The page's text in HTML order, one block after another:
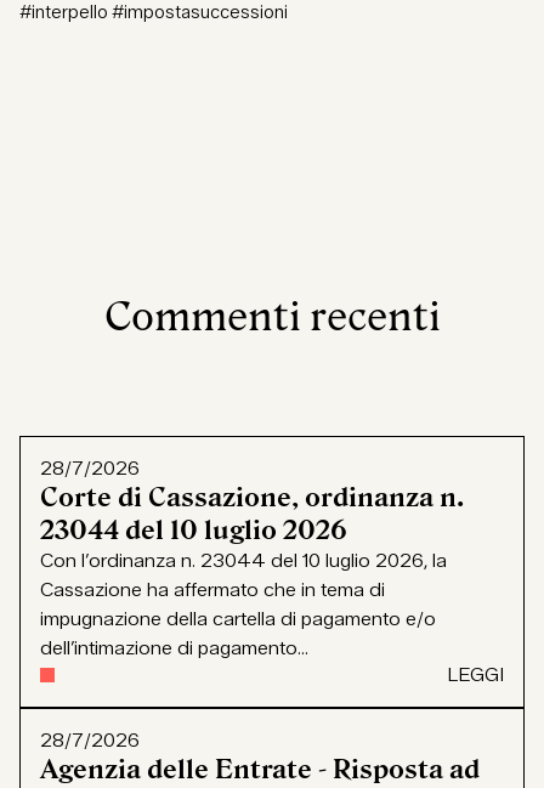
#interpello #impostasuccessioni
Commenti recenti
28/7/2026
Corte di Cassazione, ordinanza n.
23044 del 10 luglio 2026
Con l’ordinanza n. 23044 del 10 luglio 2026, la
Cassazione ha affermato che in tema di
impugnazione della cartella di pagamento e/o
dell’intimazione di pagamento...
LEGGI
28/7/2026
Agenzia delle Entrate - Risposta ad